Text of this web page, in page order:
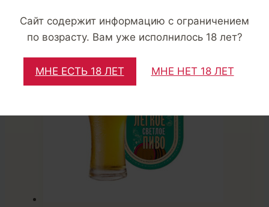
Сайт содержит информацию с ограничением
по возрасту. Вам уже исполнилось 18 лет?
МНЕ ЕСТЬ 18 ЛЕТ МНЕ НЕТ 18 ЛЕТ